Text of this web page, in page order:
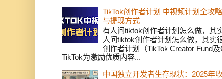
TikTok创作者计划 中视频计划全攻
与提现方式
有人问tiktok创作者计划怎么做，其
人问tiktok创作者计划怎么做，其实
创作者计划（TikTok Creator Fund
TikTok为激励优质内容...
中国独立开发者生存现状：2025年